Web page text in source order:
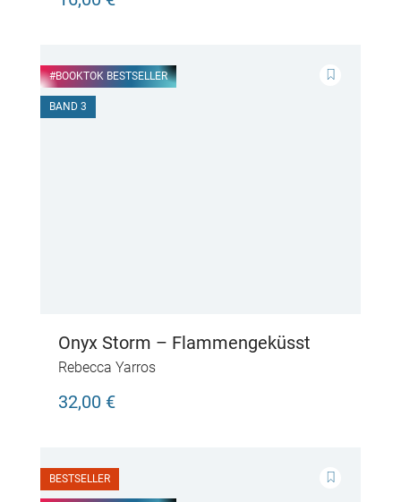
#BOOKTOK BESTSELLER
BAND 3
Onyx Storm – Flammengeküsst
Rebecca Yarros
32,00 €
BESTSELLER